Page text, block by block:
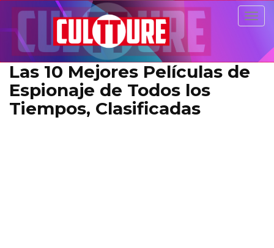
Las 10 Mejores Películas de
Espionaje de Todos los
Tiempos, Clasificadas